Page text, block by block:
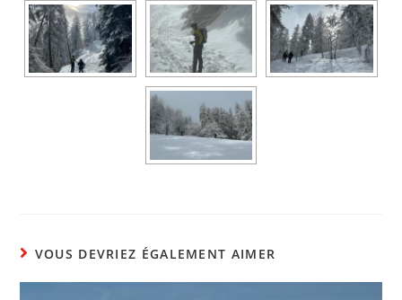
VOUS DEVRIEZ ÉGALEMENT AIMER